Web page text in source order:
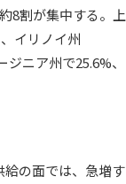
8割が集中する。上
イリノイ州
ニア州で25.6%、
の面では、急増す